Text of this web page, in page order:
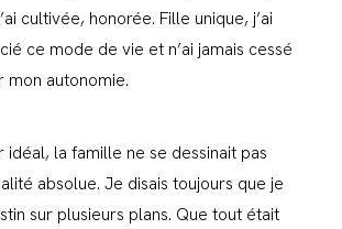
cultivée, honorée. Fille unique, j’ai
ce mode de vie et n’ai jamais cessé
autonomie.
idéal, la famille ne se dessinait pas
absolue. Je disais toujours que je
sur plusieurs plans. Que tout était